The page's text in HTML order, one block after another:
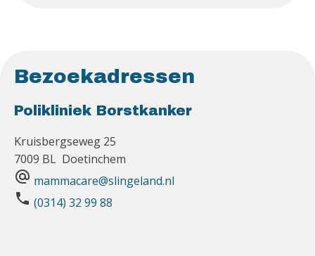
Bezoekadressen
Polikliniek Borstkanker
Kruisbergseweg 25
7009 BL Doetinchem
alternate_email mammacare@slingeland.nl
phone (0314) 32 99 88